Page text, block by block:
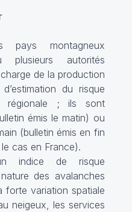
montagneux
autorités
de la production
du risque
régionale ; ils sont
émis le matin) ou
(bulletin émis en fin
cas en France).
indice de risque
des avalanches
forte variation spatiale
neigeux, les services